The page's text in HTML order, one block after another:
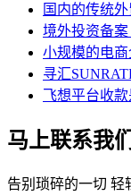
国内的传统
境外投资备案
小规模的电商
寻汇
飞想平台收款
马上联系我们
告别琐碎的一切 轻